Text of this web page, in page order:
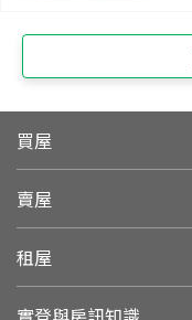
買屋
賣屋
租屋